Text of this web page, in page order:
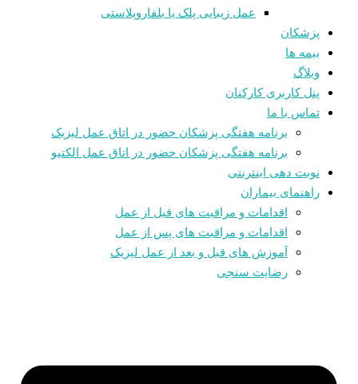
عمل زیبایی پلک یا بلفاروپلاستی
پزشکان
بیمه ها
وبلاگ
پنل کاربری کارکنان
تماس با ما
برنامه هفتگی پزشکان حضور در اتاق عمل لیزیک
برنامه هفتگی پزشکان حضور در اتاق عمل الکتیو
نوبت دهی اینترنتی
راهنمای بیماران
اقدامات و مراقبت های قبل از عمل
اقدامات و مراقبت های پس از عمل
آموزش های قبل و بعد از عمل لیزیک
رضایت سنجی